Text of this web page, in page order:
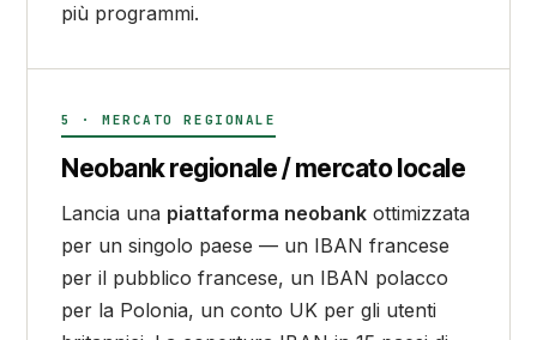
più programmi.
5 · MERCATO REGIONALE
Neobank regionale / mercato locale
Lancia una piattaforma neobank ottimizzata
per un singolo paese — un IBAN francese
per il pubblico francese, un IBAN polacco
per la Polonia, un conto UK per gli utenti